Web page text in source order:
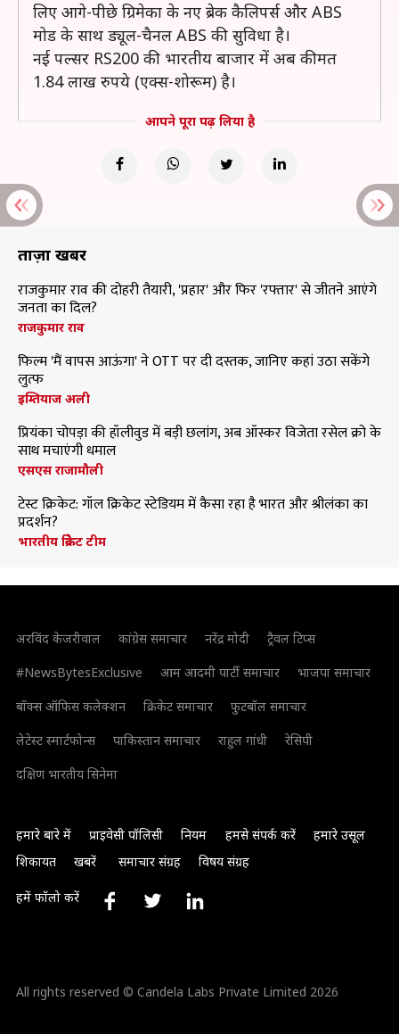
लिए आगे-पीछे ग्रिमेका के नए ब्रेक कैलिपर्स और ABS
मोड के साथ ड्यूल-चैनल ABS की सुविधा है।
नई पल्सर RS200 की भारतीय बाजार में अब कीमत
1.84 लाख रुपये (एक्स-शोरूम) है।
आपने पूरा पढ़ लिया है
ताज़ा खबरें
राजकुमार राव की दोहरी तैयारी, 'प्रहार' और फिर 'रफ्तार' से जीतने आएंगे
जनता का दिल?
राजकुमार राव
फिल्म 'मैं वापस आऊंगा' ने OTT पर दी दस्तक, जानिए कहां उठा सकेंगे
लुत्फ
इम्तियाज अली
प्रियंका चोपड़ा की हॉलीवुड में बड़ी छलांग, अब ऑस्कर विजेता रसेल क्रो के
साथ मचाएंगी धमाल
एसएस राजामौली
टेस्ट क्रिकेट: गॉल क्रिकेट स्टेडियम में कैसा रहा है भारत और श्रीलंका का
प्रदर्शन?
भारतीय क्रिकेट टीम
अरविंद केजरीवाल कांग्रेस समाचार नरेंद्र मोदी
ट्रैवल टिप्स
#NewsBytesExclusive
आम आदमी पार्टी समाचार
भाजपा समाचार
बॉक्स ऑफिस कलेक्शन
क्रिकेट समाचार
फुटबॉल समाचार
लेटेस्ट स्मार्टफोन्स
पाकिस्तान समाचार राहुल गांधी
रेसिपी
दक्षिण भारतीय सिनेमा
हमारे बारे में प्राइवेसी पॉलिसी नियम हमसे संपर्क करें
हमारे उसूल
शिकायत
खबरें समाचार संग्रह विषय संग्रह
हमें फॉलो करें
All rights reserved © Candela Labs Private Limited 2026